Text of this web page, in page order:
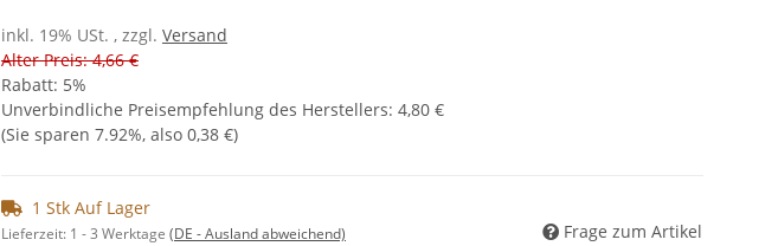
inkl. 19% USt. , zzgl. Versand
Alter Preis: 4,66 €
Rabatt: 5%
Unverbindliche Preisempfehlung des Herstellers: 4,80 €
(Sie sparen 7.92%, also 0,38 €)
1 Stk Auf Lager
Lieferzeit: 1 - 3 Werktage (DE - Ausland abweichend) Frage zum Artikel